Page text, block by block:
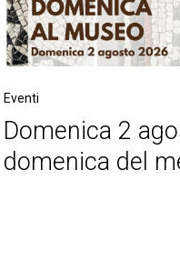
Eventi
Domenica 2
domenica del